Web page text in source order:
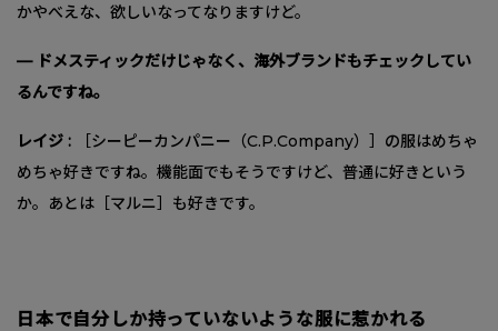
かやべえな、欲しいなってなりますけど。
— ドメスティックだけじゃなく、海外ブランドもチェックしてい
るんですね。
レイジ : ［シーピーカンパニー（C.P.Company）］の服はめちゃ
めちゃ好きですね。機能面でもそうですけど、普通に好きという
か。あとは［マルニ］も好きです。
日本で自分しか持っていないような服に惹かれる